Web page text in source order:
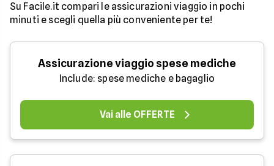
Su Facile.it compari le assicurazioni viaggio in pochi
minuti e scegli quella più conveniente per te!
Assicurazione viaggio spese mediche
Include: spese mediche e bagaglio
Vai alle OFFERTE